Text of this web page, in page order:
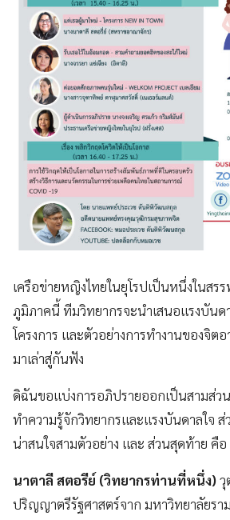
เครือข่ายหญิงไทยในยุโรปเป็นหนึ่งในสร
ภูมิภาคนี้ ทีมวิทยากรจะนำเสนอแรงบันด
โครงการ และตัวอย่างการทำงานของจิต
มาเล่าสู่กันฟัง
ดิฉันขอแบ่งการอภิปรายออกเป็นสามส่ว
ทำความรู้จักวิทยากรและแรงบันดาลใจ ส่
น่าสนใจสามตัวอย่าง และ ส่วนสุดท้าย คื
นาตาลี สตอรีย์ (วิทยากรท่านที่หนึ่ง)
ปริญญาตรีรัฐศาสตร์จาก มหาวิทยาลัยรา